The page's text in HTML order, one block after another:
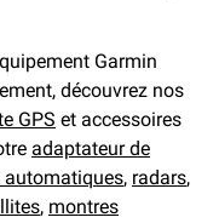
Garmin
découvrez nos
GPS et accessoires
adaptateur de
automatiques, radars,
, montres